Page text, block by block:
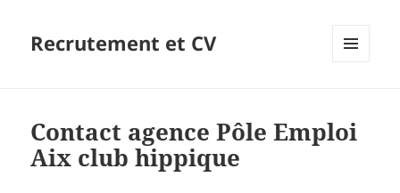
Recrutement et CV
Contact agence Pôle Emploi
Aix club hippique